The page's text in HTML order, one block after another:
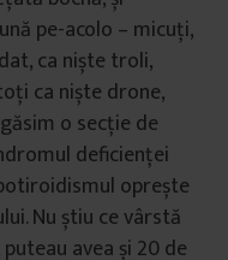
pe-acolo – micuți,
ca niște troli,
ca niște drone,
o secție de
deficienței
oprește
Nu știu ce vârstă
avea și 20 de